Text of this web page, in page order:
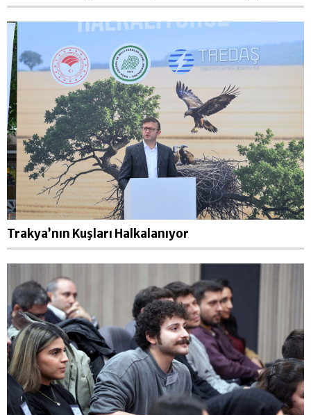
Trakya’nın Kuşları Halkalanıyor